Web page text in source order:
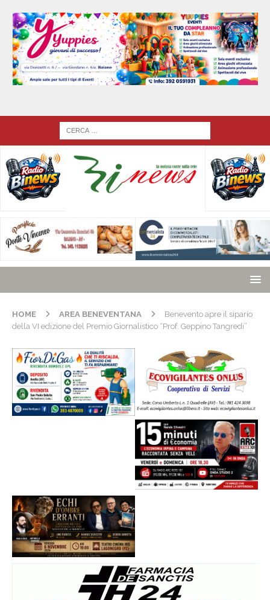
HOME AREA BENEVENTANA
Benevento apre il sipario
della VI edizione del Premio Giornalistico “Prof. Geppino Tangredi”